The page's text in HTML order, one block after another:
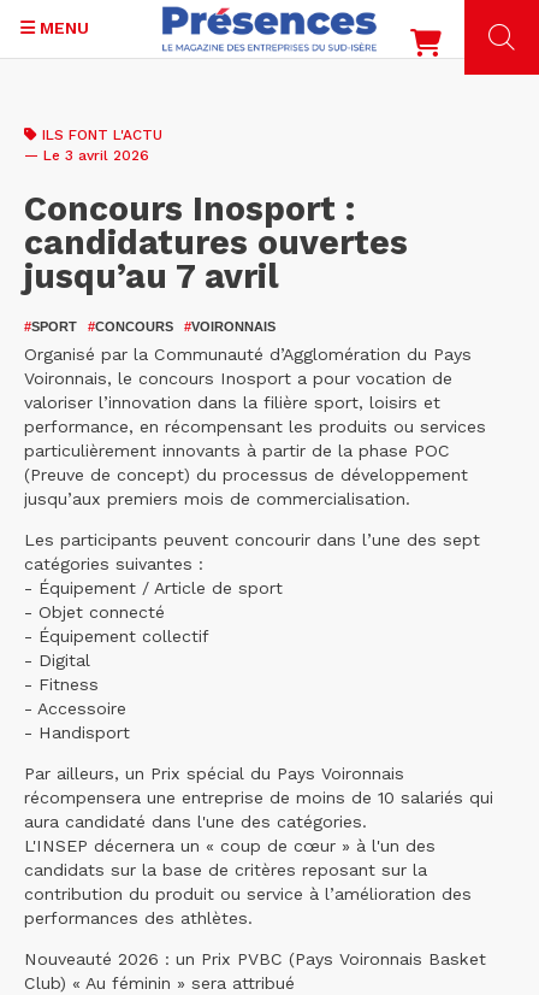
contenu
MENU
ILS FONT L'ACTU
— Le 3 avril 2026
Concours Inosport :
candidatures ouvertes
jusqu’au 7 avril
#SPORT #CONCOURS #VOIRONNAIS
Organisé par la Communauté d’Agglomération du Pays
Voironnais, le concours Inosport a pour vocation de
valoriser l’innovation dans la filière sport, loisirs et
performance, en récompensant les produits ou services
particulièrement innovants à partir de la phase POC
(Preuve de concept) du processus de développement
jusqu’aux premiers mois de commercialisation.
Les participants peuvent concourir dans l’une des sept
catégories suivantes :
- Équipement / Article de sport
- Objet connecté
- Équipement collectif
- Digital
- Fitness
- Accessoire
- Handisport
Par ailleurs, un Prix spécial du Pays Voironnais
récompensera une entreprise de moins de 10 salariés qui
aura candidaté dans l'une des catégories.
L'INSEP décernera un « coup de cœur » à l'un des
candidats sur la base de critères reposant sur la
contribution du produit ou service à l’amélioration des
performances des athlètes.
Nouveauté 2026 : un Prix PVBC (Pays Voironnais Basket
Club) « Au féminin » sera attribué